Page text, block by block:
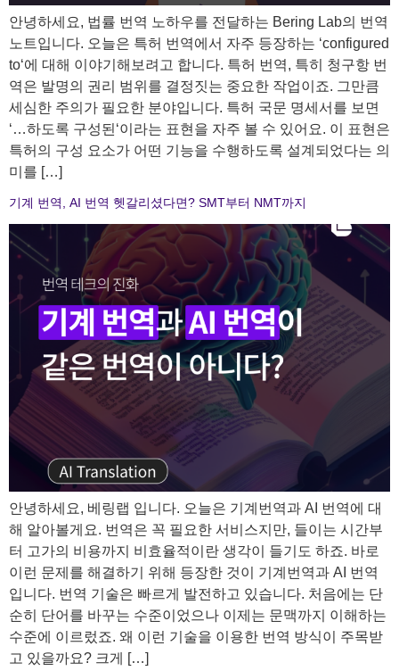
안녕하세요, 법률 번역 노하우를 전달하는 Bering Lab의 번역
노트입니다. 오늘은 특허 번역에서 자주 등장하는 ‘configured
to‘에 대해 이야기해보려고 합니다. 특허 번역, 특히 청구항 번
역은 발명의 권리 범위를 결정짓는 중요한 작업이죠. 그만큼
세심한 주의가 필요한 분야입니다. 특허 국문 명세서를 보면
‘…하도록 구성된‘이라는 표현을 자주 볼 수 있어요. 이 표현은
특허의 구성 요소가 어떤 기능을 수행하도록 설계되었다는 의
미를 […]
기계 번역, AI 번역 헷갈리셨다면? SMT부터 NMT까지
안녕하세요, 베링랩 입니다. 오늘은 기계번역과 AI 번역에 대
해 알아볼게요. 번역은 꼭 필요한 서비스지만, 들이는 시간부
터 고가의 비용까지 비효율적이란 생각이 들기도 하죠. 바로
이런 문제를 해결하기 위해 등장한 것이 기계번역과 AI 번역
입니다. 번역 기술은 빠르게 발전하고 있습니다. 처음에는 단
순히 단어를 바꾸는 수준이었으나 이제는 문맥까지 이해하는
수준에 이르렀죠. 왜 이런 기술을 이용한 번역 방식이 주목받
고 있을까요? 크게 […]